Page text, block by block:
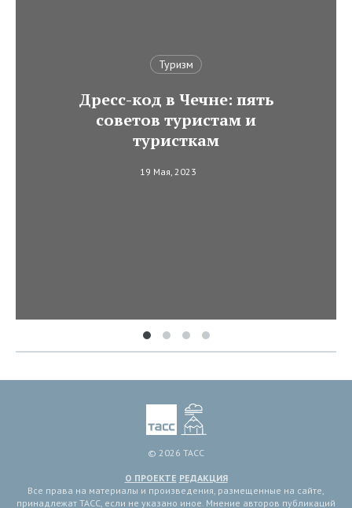
Туризм
Дресс-код в Чечне: пять
советов туристам и
туристкам
19 Мая, 2023
© 2026 ТАСС
О ПРОЕКТЕ РЕДАКЦИЯ
Все права на материалы и произведения, размещенные на сайте,
принадлежат ТАСС, если не указано иное. Мнение авторов публикаций